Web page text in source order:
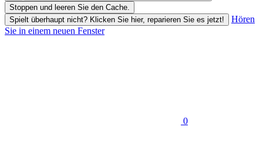
Stoppen und leeren Sie den Cache.
Spielt überhaupt nicht? Klicken Sie hier, reparieren Sie es jetzt!
Hören
Sie in einem neuen Fenster
0